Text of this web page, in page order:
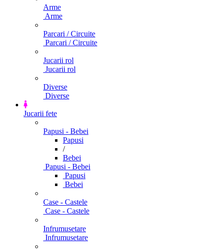
Arme
Arme
Parcari / Circuite
Parcari / Circuite
Jucarii rol
Jucarii rol
Diverse
Diverse
Jucarii fete
Papusi - Bebei
Papusi
/
Bebei
Papusi - Bebei
Papusi
Bebei
Case - Castele
Case - Castele
Infrumusetare
Infrumusetare